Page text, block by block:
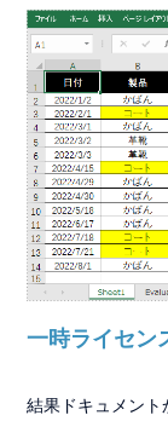
一時ライセン
結果ドキュメン